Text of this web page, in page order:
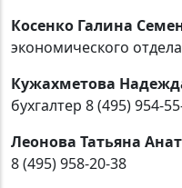
Косенко Галина
экономического
Кужахметова
бухгалтер 8 (495) 954-
Леонова Татьяна
8 (495) 958-20-38